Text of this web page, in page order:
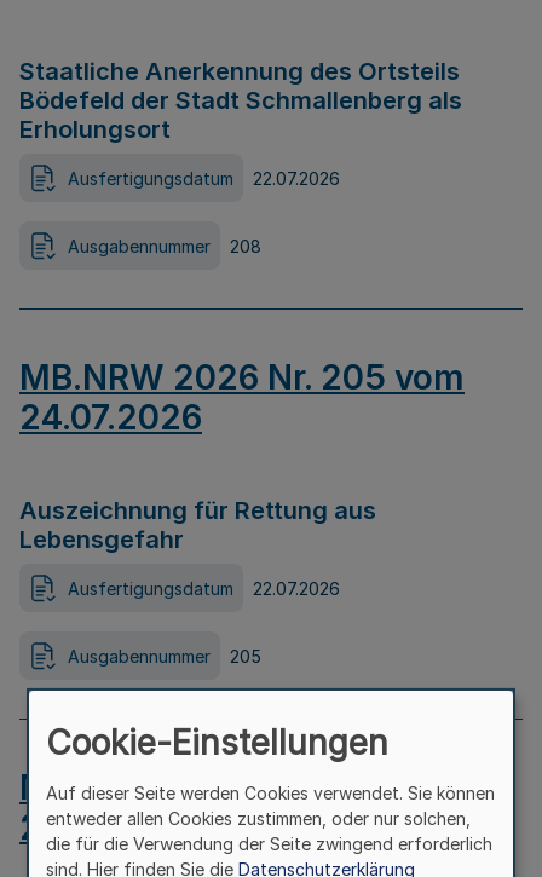
Staatliche Anerkennung des Ortsteils
Bödefeld der Stadt Schmallenberg als
Erholungsort
Ausfertigungsdatum 22.07.2026
Ausgabennummer 208
MB.NRW 2026 Nr. 205 vom
24.07.2026
Auszeichnung für Rettung aus
Lebensgefahr
Ausfertigungsdatum 22.07.2026
Ausgabennummer 205
MB.NRW 2026 Nr. 204 vom
24.07.2026
Cookie-Einstellungen
Auf dieser Seite werden Cookies verwendet. Sie können
entweder allen Cookies zustimmen, oder nur solchen,
die für die Verwendung der Seite zwingend erforderlich
sind. Hier finden Sie die Datenschutzerklärung